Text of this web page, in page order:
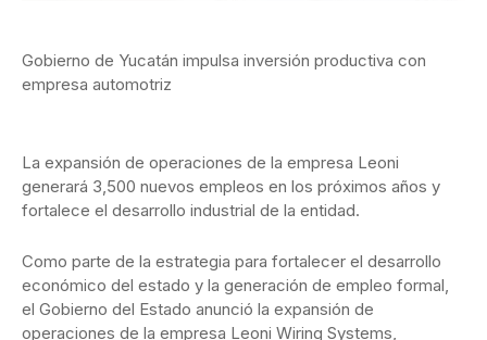
Gobierno de Yucatán impulsa inversión productiva con
empresa automotriz
La expansión de operaciones de la empresa Leoni
generará 3,500 nuevos empleos en los próximos años y
fortalece el desarrollo industrial de la entidad.
Como parte de la estrategia para fortalecer el desarrollo
económico del estado y la generación de empleo formal,
el Gobierno del Estado anunció la expansión de
operaciones de la empresa Leoni Wiring Systems,